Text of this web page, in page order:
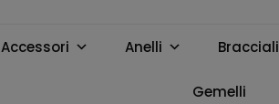
Accessori Anelli Bracciali
Gemelli